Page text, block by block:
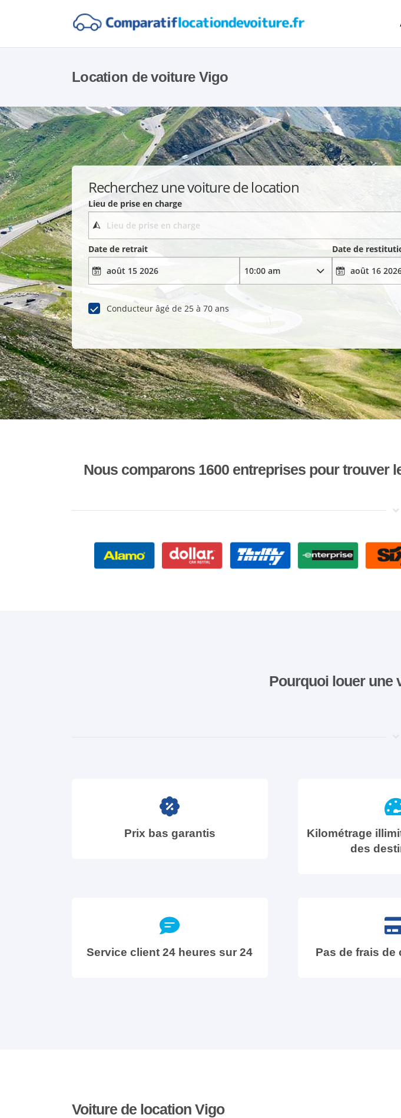
Location de voiture Vigo
Recherchez une voiture de location
Lieu de prise en charge
Date de retrait
Date de
Conducteur âgé de 25 à 70 ans
Nous comparons 1600 entreprises pour trouver
Pourquoi louer une
Prix bas garantis
Kilométrage
des
Service client 24 heures sur 24 Pas de frais de
Voiture de location Vigo